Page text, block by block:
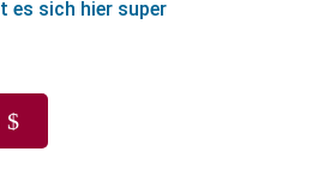
es sich hier super